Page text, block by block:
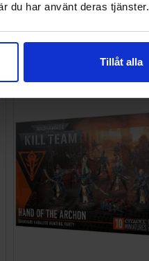
du har använt deras tjänster.
Tillåt alla